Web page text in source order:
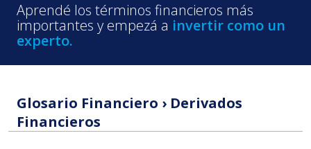
Aprendé los términos financieros más
importantes y empezá a invertir como un
experto.
Glosario Financiero › Derivados
Financieros